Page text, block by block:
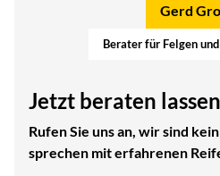
Gerd
Berater für Felgen
Jetzt beraten
Rufen Sie uns an, wir sind
sprechen mit erfahrenen